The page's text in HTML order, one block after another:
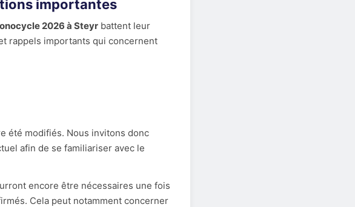
importantes
2026 à Steyr battent leur
rappels importants qui concernent
été modifiés. Nous invitons donc
afin de se familiariser avec le
encore être nécessaires une fois
Cela peut notamment concerner